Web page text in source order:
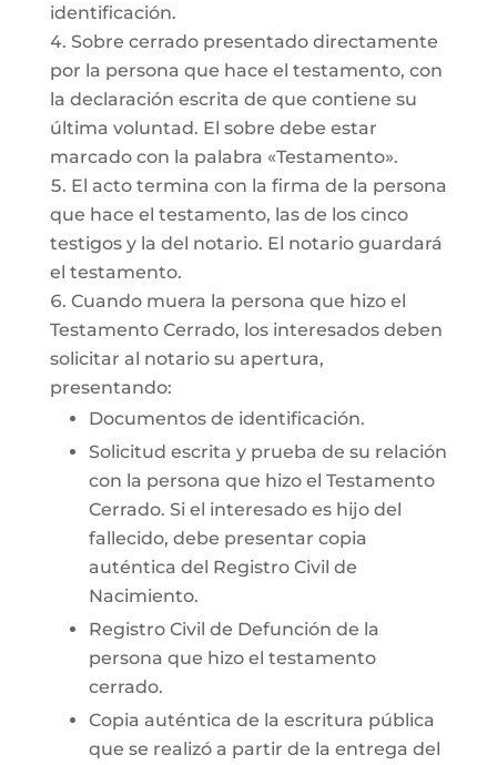
identificación.
Sobre cerrado presentado directamente
por la persona que hace el testamento, con
la declaración escrita de que contiene su
última voluntad. El sobre debe estar
marcado con la palabra «Testamento».
El acto termina con la firma de la persona
que hace el testamento, las de los cinco
testigos y la del notario. El notario guardará
el testamento.
Cuando muera la persona que hizo el
Testamento Cerrado, los interesados deben
solicitar al notario su apertura,
presentando:
Documentos de identificación.
Solicitud escrita y prueba de su relación
con la persona que hizo el Testamento
Cerrado. Si el interesado es hijo del
fallecido, debe presentar copia
auténtica del Registro Civil de
Nacimiento.
Registro Civil de Defunción de la
persona que hizo el testamento
cerrado.
Copia auténtica de la escritura pública
que se realizó a partir de la entrega del